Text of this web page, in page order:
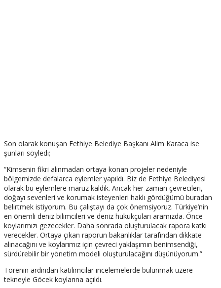
Son olarak konuşan Fethiye Belediye Başkanı Alim Karaca ise
şunları söyledi;
“Kimsenin fikri alınmadan ortaya konan projeler nedeniyle
bölgemizde defalarca eylemler yapıldı. Biz de Fethiye Belediyesi
olarak bu eylemlere maruz kaldık. Ancak her zaman çevrecileri,
doğayı sevenleri ve korumak isteyenleri haklı gördüğümü buradan
belirtmek istiyorum. Bu çalıştayı da çok önemsiyoruz. Türkiye’nin
en önemli deniz bilimcileri ve deniz hukukçuları aramızda. Önce
koylarımızı gezecekler. Daha sonrada oluşturulacak rapora katkı
verecekler. Ortaya çıkan raporun bakanlıklar tarafından dikkate
alınacağını ve koylarımız için çevreci yaklaşımın benimsendiği,
sürdürebilir bir yönetim modeli oluşturulacağını düşünüyorum.”
Törenin ardından katılımcılar incelemelerde bulunmak üzere
tekneyle Göcek koylarına açıldı.